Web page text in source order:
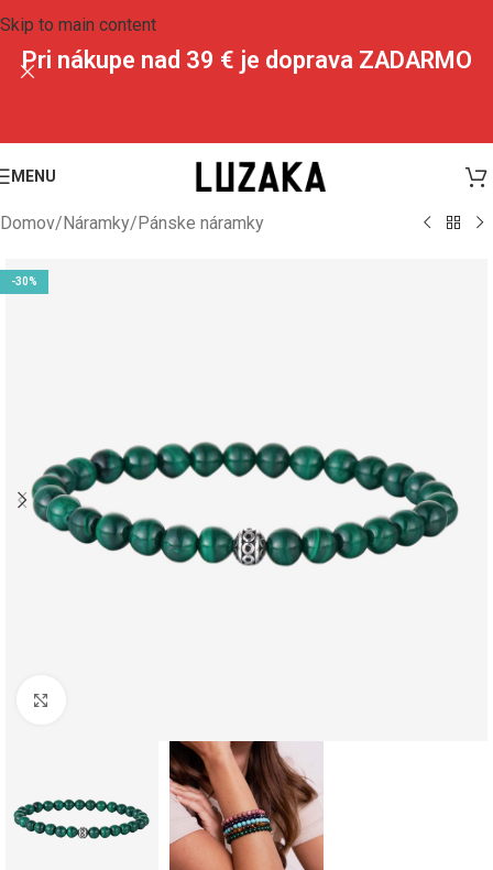
Skip to main content
Pri nákupe nad 39 € je doprava ZADARMO
MENU
Domov/Náramky/Pánske náramky
-30%